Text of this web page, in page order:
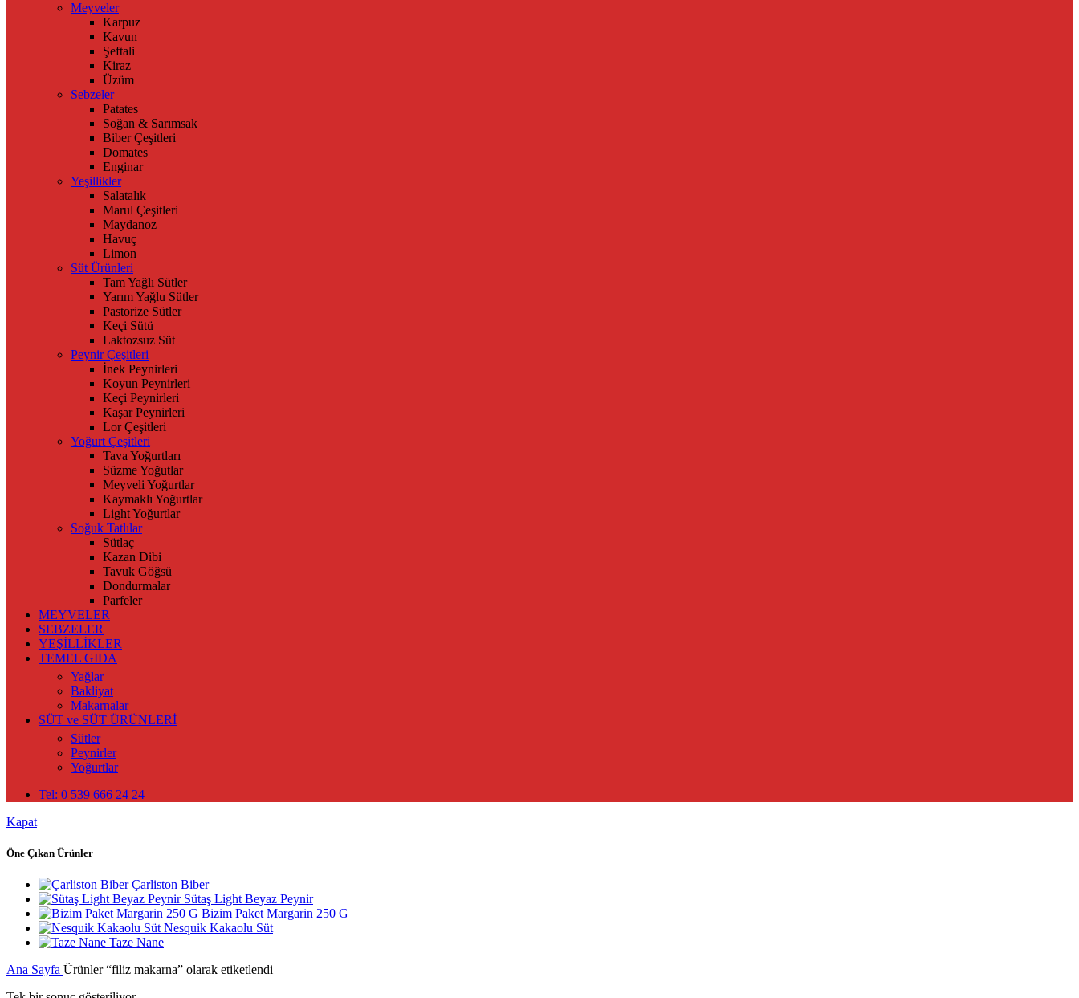
Meyveler
Karpuz
Kavun
Şeftali
Kiraz
Üzüm
Sebzeler
Patates
Soğan & Sarımsak
Biber Çeşitleri
Domates
Enginar
Yeşillikler
Salatalık
Marul Çeşitleri
Maydanoz
Havuç
Limon
Süt Ürünleri
Tam Yağlı Sütler
Yarım Yağlu Sütler
Pastorize Sütler
Keçi Sütü
Laktozsuz Süt
Peynir Çeşitleri
İnek Peynirleri
Koyun Peynirleri
Keçi Peynirleri
Kaşar Peynirleri
Lor Çeşitleri
Yoğurt Çeşitleri
Tava Yoğurtları
Süzme Yoğutlar
Meyveli Yoğurtlar
Kaymaklı Yoğurtlar
Light Yoğurtlar
Soğuk Tatlılar
Sütlaç
Kazan Dibi
Tavuk Göğsü
Dondurmalar
Parfeler
MEYVELER
SEBZELER
YEŞİLLİKLER
TEMEL GIDA
Yağlar
Bakliyat
Makarnalar
SÜT ve SÜT ÜRÜNLERİ
Sütler
Peynirler
Yoğurtlar
Tel: 0 539 666 24 24
Kapat
Öne Çıkan Ürünler
Çarliston Biber
Sütaş Light Beyaz Peynir
Bizim Paket Margarin 250 G
Nesquik Kakaolu Süt
Taze Nane
Ana Sayfa Ürünler “filiz makarna” olarak etiketlendi